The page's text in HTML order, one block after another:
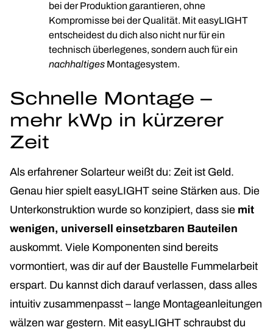
bei der Produktion garantieren, ohne
Kompromisse bei der Qualität. Mit easyLIGHT
entscheidest du dich also nicht nur für ein
technisch überlegenes, sondern auch für ein
nachhaltiges Montagesystem.
Schnelle Montage –
mehr kWp in kürzerer
Zeit
Als erfahrener Solarteur weißt du: Zeit ist Geld.
Genau hier spielt easyLIGHT seine Stärken aus. Die
Unterkonstruktion wurde so konzipiert, dass sie mit
wenigen, universell einsetzbaren Bauteilen
auskommt. Viele Komponenten sind bereits
vormontiert, was dir auf der Baustelle Fummelarbeit
erspart. Du kannst dich darauf verlassen, dass alles
intuitiv zusammenpasst – lange Montageanleitungen
wälzen war gestern. Mit easyLIGHT schraubst du